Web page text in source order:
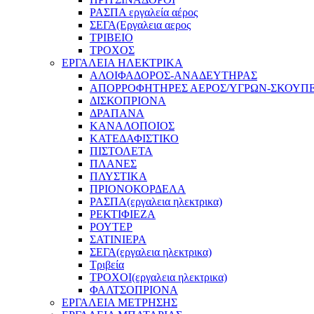
ΡΑΣΠΑ εργαλεία αέρος
ΣΕΓΑ(Εργαλεια αερος
ΤΡΙΒΕΙΟ
ΤΡΟΧΟΣ
ΕΡΓΑΛΕΙΑ ΗΛΕΚΤΡΙΚΑ
ΑΛΟΙΦΑΔΟΡΟΣ-ΑΝΑΔΕΥΤΗΡΑΣ
ΑΠΟΡΡΟΦΗΤΗΡΕΣ ΑΕΡΟΣ/ΥΓΡΩΝ-
ΔΙΣΚΟΠΡΙΟΝΑ
ΔΡΑΠΑΝΑ
ΚΑΝΑΛΟΠΟΙΟΣ
ΚΑΤΕΔΑΦΙΣΤΙΚΟ
ΠΙΣΤΟΛΕΤΑ
ΠΛΑΝΕΣ
ΠΛΥΣΤΙΚΑ
ΠΡΙΟΝΟΚΟΡΔΕΛΑ
ΡΑΣΠΑ(εργαλεια ηλεκτρικα)
ΡΕΚΤΙΦΙΕΖΑ
ΡΟΥΤΕΡ
ΣΑΤΙΝΙΕΡΑ
ΣΕΓΑ(εργαλεια ηλεκτρικα)
Τριβεία
ΤΡΟΧΟΙ(εργαλεια ηλεκτρικα)
ΦΑΛΤΣΟΠΡΙΟΝΑ
ΕΡΓΑΛΕΙΑ ΜΕΤΡΗΣΗΣ